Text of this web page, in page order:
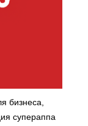
бизнеса,
супераппа